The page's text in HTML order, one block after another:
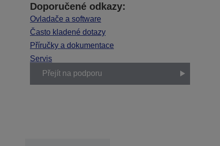
Doporučené odkazy:
Ovladače a software
Často kladené dotazy
Příručky a dokumentace
Servis
Přejít na podporu